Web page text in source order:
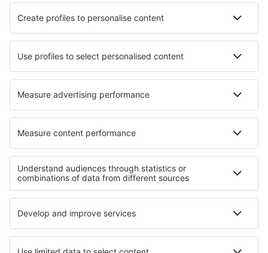
Cele mai bune hoteluri - orașe
Hoteluri în Langbank Hoteluri în Safi Hoteluri în Resen
Hoteluri în Hell Hoteluri în Blunk Hoteluri în Burgusio
Cele mai bune hoteluri - regiuni
Hoteluri in Castilia-La Mancha Hoteluri în Costa Verde
Hoteluri in La Gomera Hoteluri în La Palma
Hoteluri în Spania Hoteluri in Tahiti
Hoteluri in Mauritius Hoteluri in Stredné Považie